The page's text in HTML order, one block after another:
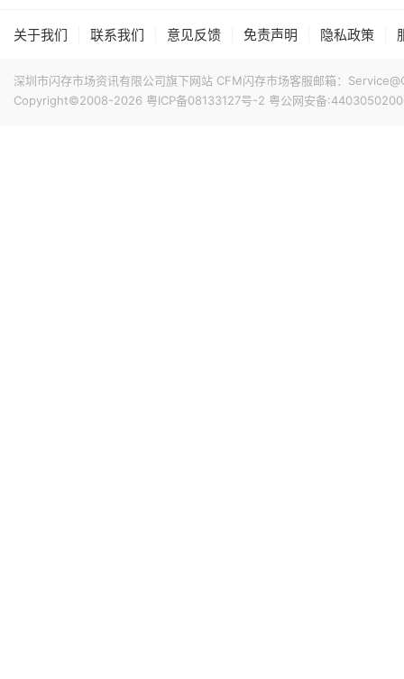
关于我们 联系我们 意见反馈 免责声明 隐私政策
深圳市闪存市场资讯有限公司旗下网站 CFM闪存市场客服邮箱：
Copyright©2008-2026 粤ICP备08133127号-2 粤公网安备